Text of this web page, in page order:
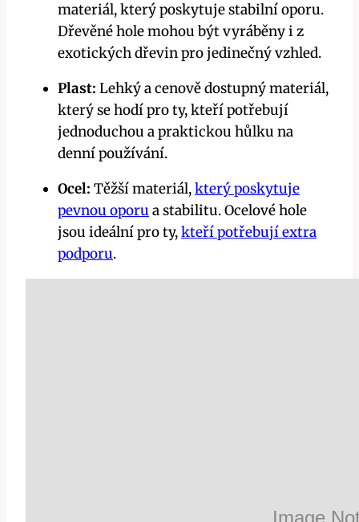
materiál, který poskytuje stabilní oporu.
Dřevěné hole mohou být vyráběny i z
exotických dřevin pro jedinečný vzhled.
Plast: Lehký a cenově dostupný materiál,
který se hodí pro ty, kteří potřebují
jednoduchou a praktickou hůlku na
denní používání.
Ocel: Těžší materiál,který poskytuje
pevnou oporu a stabilitu. Ocelové hole
jsou ideální pro ty,kteří potřebují extra
podporu.